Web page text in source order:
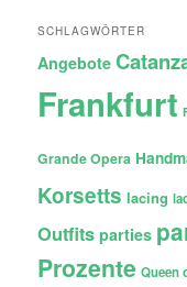
SCHLAGWÖRTER
Angebote
Frankfurt
Grande Opera
Korsetts lacing
Outfits parties
Prozente Queen